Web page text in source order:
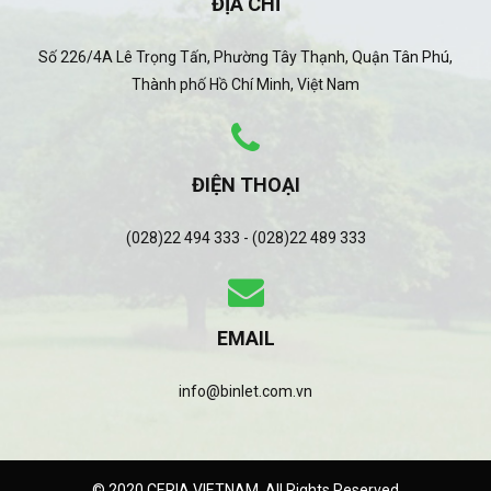
Số 226/4A Lê Trọng Tấn, Phường Tây Thạnh, Quận Tân Phú,
Thành phố Hồ Chí Minh, Việt Nam
ĐIỆN THOẠI
(028)22 494 333 - (028)22 489 333
EMAIL
info@binlet.com.vn